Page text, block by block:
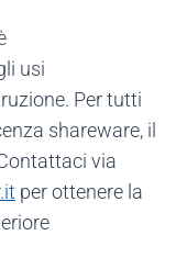
usi
Per tutti
shareware, il
via
per ottenere la